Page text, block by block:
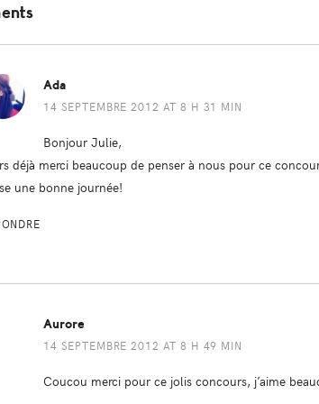
Ada
14 SEPTEMBRE 2012 AT 8 H 31 MIN
Bonjour Julie,
déjà merci beaucoup de penser à nous pour ce
une bonne journée!
Aurore
14 SEPTEMBRE 2012 AT 8 H 49 MIN
Coucou merci pour ce jolis concours, j’aime